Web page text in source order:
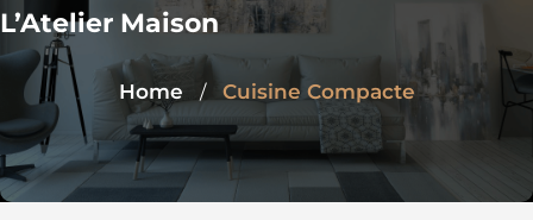
L’Atelier Maison
Home / Cuisine Compacte